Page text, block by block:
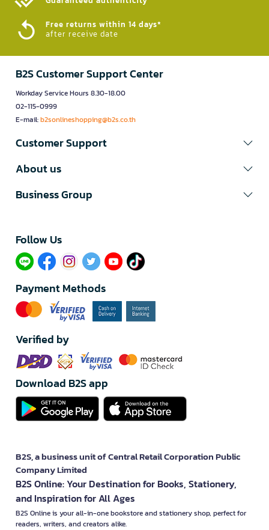
Free returns within 14 days*
after receive date
B2S Customer Support Center
Workday Service Hours 8.30-18.00
02-115-0999
E-mail:b2sonlineshopping@b2s.co.th
Customer Support
About us
Business Group
Follow Us​
Payment Methods
Verified by
Download B2S app
B2S, a business unit of Central Retail Corporation Public
Company Limited
B2S Online: Your Destination for Books, Stationery,
and Inspiration for All Ages
B2S Online is your all-in-one bookstore and stationery shop, perfect for
readers, writers, and creators alike.